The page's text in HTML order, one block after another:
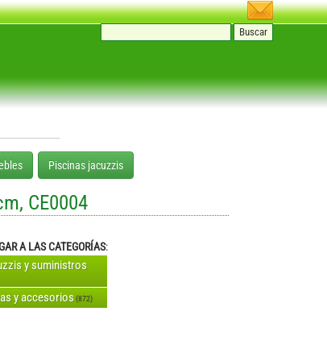
Piscinas jacuzzis
CE0004
A LAS CATEGORÍAS:
y suministros
y accesorios(872)